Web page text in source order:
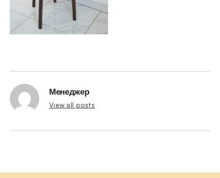
Менеджер
View all posts